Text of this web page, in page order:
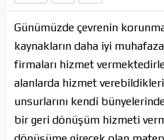
Günümüzde çevrenin
kaynakların daha iyi
firmaları hizmet
alanlarda hizmet
unsurlarını kendi
bir geri dönüşüm hizmeti